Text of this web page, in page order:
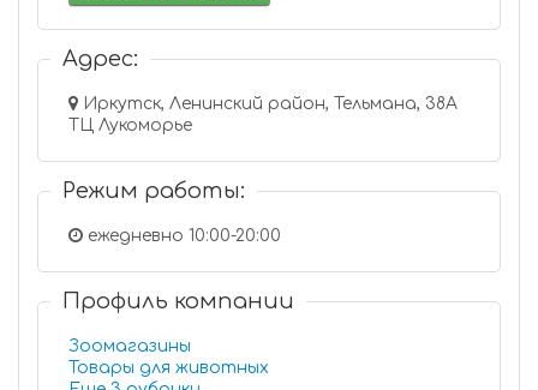
Адрес:
Иркутск, Ленинский район, Тельмана, 38А
ТЦ Лукоморье
Режим работы:
ежедневно 10:00-20:00
Профиль компании
Зоомагазины
Товары для животных